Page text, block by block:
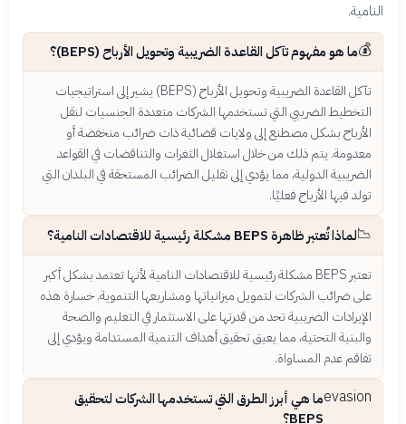
النامية.
💰ما هو مفهوم تآكل القاعدة الضريبية وتحويل الأرباح (BEPS)؟
تآكل القاعدة الضريبية وتحويل الأرباح (BEPS) يشير إلى استراتيجيات
التخطيط الضريبي التي تستخدمها الشركات متعددة الجنسيات لنقل
الأرباح بشكل مصطنع إلى ولايات قضائية ذات ضرائب منخفضة أو
معدومة. يتم ذلك من خلال استغلال الثغرات والتناقضات في القواعد
الضريبية الدولية، مما يؤدي إلى تقليل الضرائب المستحقة في البلدان التي
تولد فيها الأرباح فعليًا.
📉لماذا تُعتبر ظاهرة BEPS مشكلة رئيسية للاقتصادات النامية؟
تعتبر BEPS مشكلة رئيسية للاقتصادات النامية لأنها تعتمد بشكل أكبر
على ضرائب الشركات لتمويل ميزانياتها ومشاريعها التنموية. خسارة هذه
الإيرادات الضريبية تحد من قدرتها على الاستثمار في التعليم والصحة
والبنية التحتية، مما يعيق تحقيق أهداف التنمية المستدامة ويؤدي إلى
تفاقم عدم المساواة.
evasionما هي أبرز الطرق التي تستخدمها الشركات لتحقيق
BEPS؟